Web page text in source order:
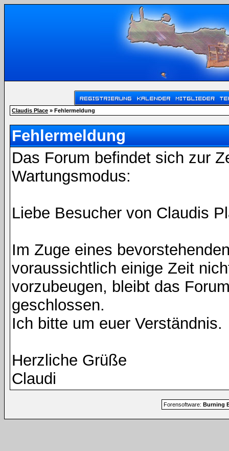
Claudis Place » Fehlermeldung
Fehlermeldung
Das Forum befindet sich zur
Wartungsmodus:
Liebe Besucher von Claudis
Im Zuge eines
voraussichtlich einige Zeit
vorzubeugen, bleibt das
geschlossen.
Ich bitte um euer Verständnis.
Herzliche Grüße
Claudi
Forensoftware: Burning